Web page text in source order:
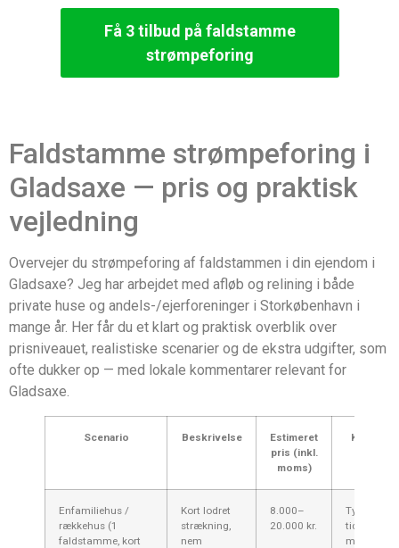
Få 3 tilbud på faldstamme
strømpeforing
Faldstamme strømpeforing i
Gladsaxe — pris og praktisk
vejledning
Overvejer du strømpeforing af faldstammen i din ejendom i
Gladsaxe? Jeg har arbejdet med afløb og relining i både
private huse og andels-/ejerforeninger i Storkøbenhavn i
mange år. Her får du et klart og praktisk overblik over
prisniveauet, realistiske scenarier og de ekstra udgifter, som
ofte dukker op — med lokale kommentarer relevant for
Gladsaxe.
Scenario Beskrivelse
Estimeret
pris (inkl.
moms)
Enfamiliehus /
rækkehus (1
faldstamme, kort
Kort lodret
strækning,
nem
8.000–
20.000 kr.
Typisk lavt
mange